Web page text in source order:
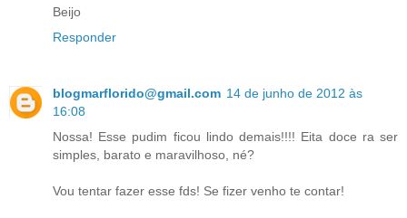
Beijo
Responder
blogmarflorido@gmail.com 14 de junho de 2012 às
16:08
Nossa! Esse pudim ficou lindo demais!!!! Eita doce ra ser
simples, barato e maravilhoso, né?
Vou tentar fazer esse fds! Se fizer venho te contar!